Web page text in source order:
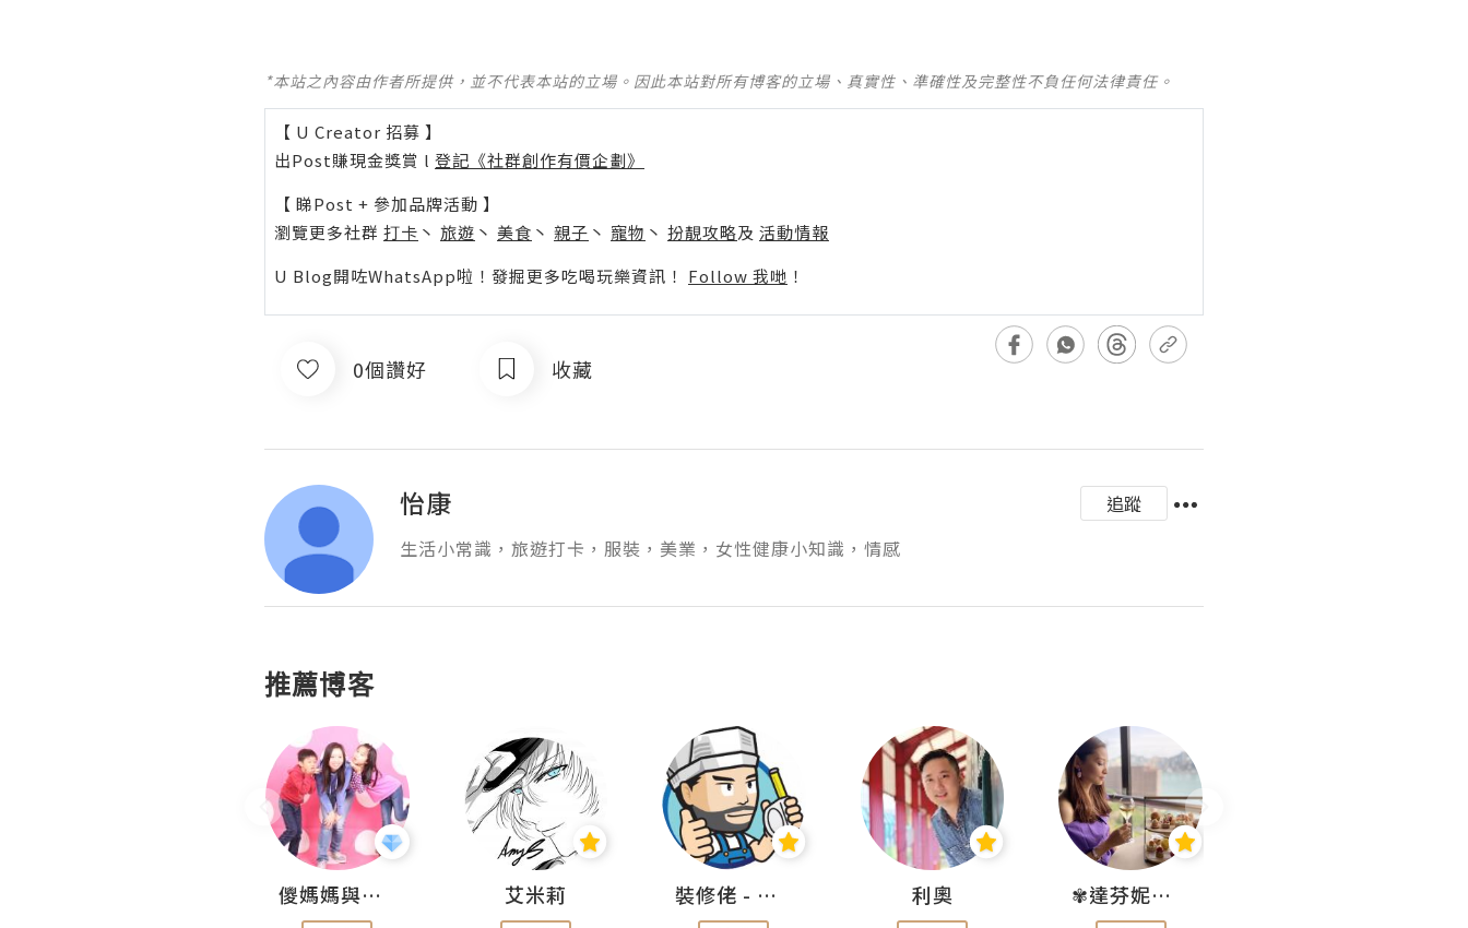
*本站之內容由作者所提供，並不代表本站的立場。因此本站對所有博客的立場、真實性、準確性及完整性不負任何法律責任。
【 U Creator 招募 】
出Post賺現金獎賞 l 登記《社群創作有價企劃》
【 睇Post + 參加品牌活動 】
瀏覽更多社群 打卡 丶 旅遊 丶 美食 丶 親子 丶 寵物 丶 扮靚攻略及 活動情報
U Blog開咗WhatsApp啦！發掘更多吃喝玩樂資訊！ Follow 我哋 ！
0個讚好 收藏
怡康
追蹤
生活小常識，旅遊打卡，服裝，美業，女性健康小知識，情感
推薦博客
儍媽媽與兩隻小魔怪之家 艾米莉 裝修佬 - 香港一站式網上裝修平台 利奧 ✾達芬妮•愛孩子•愛生活✾